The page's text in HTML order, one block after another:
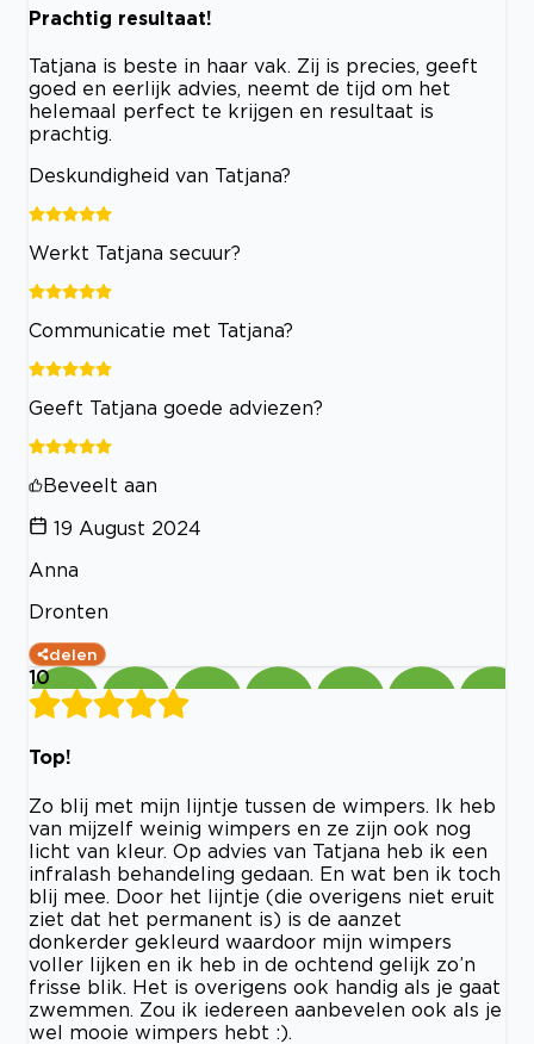
Prachtig resultaat!
Tatjana is beste in haar vak. Zij is precies, geeft
goed en eerlijk advies, neemt de tijd om het
helemaal perfect te krijgen en resultaat is
prachtig.
Deskundigheid van Tatjana?
Werkt Tatjana secuur?
Communicatie met Tatjana?
Geeft Tatjana goede adviezen?
Beveelt aan
19 August 2024
Anna
Dronten
delen
10
Top!
Zo blij met mijn lijntje tussen de wimpers. Ik heb
van mijzelf weinig wimpers en ze zijn ook nog
licht van kleur. Op advies van Tatjana heb ik een
infralash behandeling gedaan. En wat ben ik toch
blij mee. Door het lijntje (die overigens niet eruit
ziet dat het permanent is) is de aanzet
donkerder gekleurd waardoor mijn wimpers
voller lijken en ik heb in de ochtend gelijk zo’n
frisse blik. Het is overigens ook handig als je gaat
zwemmen. Zou ik iedereen aanbevelen ook als je
wel mooie wimpers hebt :).